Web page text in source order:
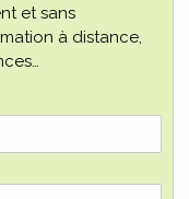
et sans
à distance,